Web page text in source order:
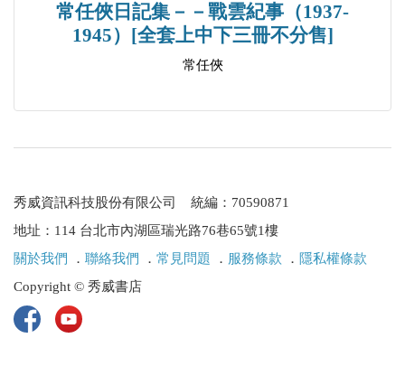
常任俠日記集－－戰雲紀事（1937-
1945）[全套上中下三冊不分售]
常任俠
秀威資訊科技股份有限公司 統編：70590871
地址：114 台北市內湖區瑞光路76巷65號1樓
關於我們
． 聯絡我們 ． 常見問題 ． 服務條款 ． 隱私權條款
Copyright © 秀威書店